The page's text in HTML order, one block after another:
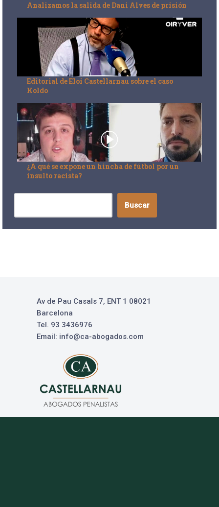
Analizamos la salida de Dani Alves de prisión
Editorial de Eloi Castellarnau sobre el caso
Koldo
¿A qué se expone un hincha de fútbol por un
insulto racista?
Buscar
Av de Pau Casals 7, ENT 1 08021
Barcelona
Tel. 93 3436976
Email: info@ca-abogados.com